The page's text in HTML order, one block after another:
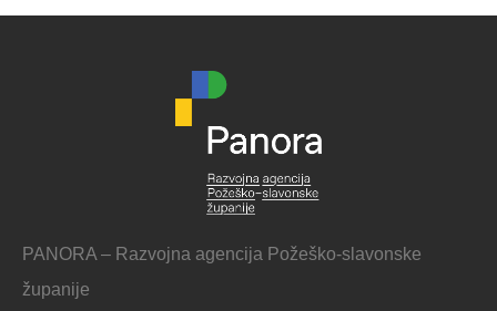
PANORA – Razvojna agencija Požeško-slavonske
županije